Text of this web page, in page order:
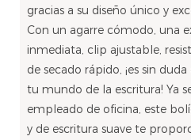
gracias a su diseño único y
Con un agarre cómodo, una
inmediata, clip ajustable,
de secado rápido, ¡es sin
tu mundo de la escritura! Ya
empleado de oficina, este
y de escritura suave te